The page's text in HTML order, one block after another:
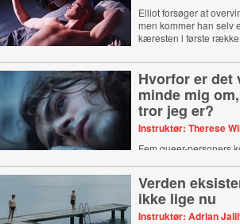
Elliot forsøger at
men kommer han selv
kæresten i første
Hvorfor er det
minde mig
tror jeg er?
Instruktør: Therese
Fem queer-personers
Verden
ikke lige nu
Instruktør: Adrian